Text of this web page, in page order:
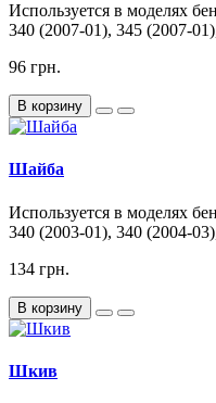
Используется в моделях
340 (2007-01), 345 (2007-
96 грн.
В корзину
Шайба
Используется в моделях
340 (2003-01), 340 (2004-
134 грн.
В корзину
Шкив